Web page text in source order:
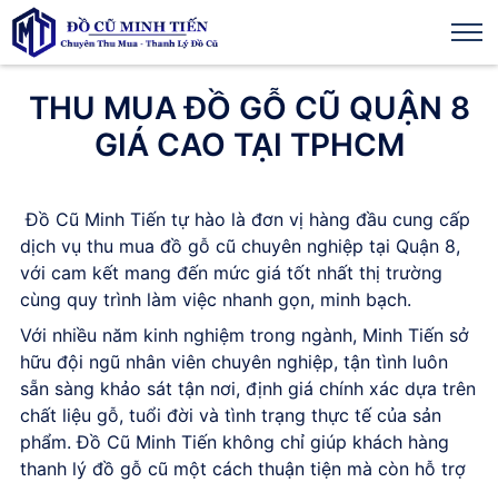
THU MUA ĐỒ GỖ CŨ QUẬN 8
GIÁ CAO TẠI TPHCM
Đồ Cũ Minh Tiến tự hào là đơn vị hàng đầu cung cấp
dịch vụ thu mua đồ gỗ cũ chuyên nghiệp tại Quận 8,
với cam kết mang đến mức giá tốt nhất thị trường
cùng quy trình làm việc nhanh gọn, minh bạch.
Với nhiều năm kinh nghiệm trong ngành, Minh Tiến sở
hữu đội ngũ nhân viên chuyên nghiệp, tận tình luôn
sẵn sàng khảo sát tận nơi, định giá chính xác dựa trên
chất liệu gỗ, tuổi đời và tình trạng thực tế của sản
phẩm. Đồ Cũ Minh Tiến không chỉ giúp khách hàng
thanh lý đồ gỗ cũ một cách thuận tiện mà còn hỗ trợ